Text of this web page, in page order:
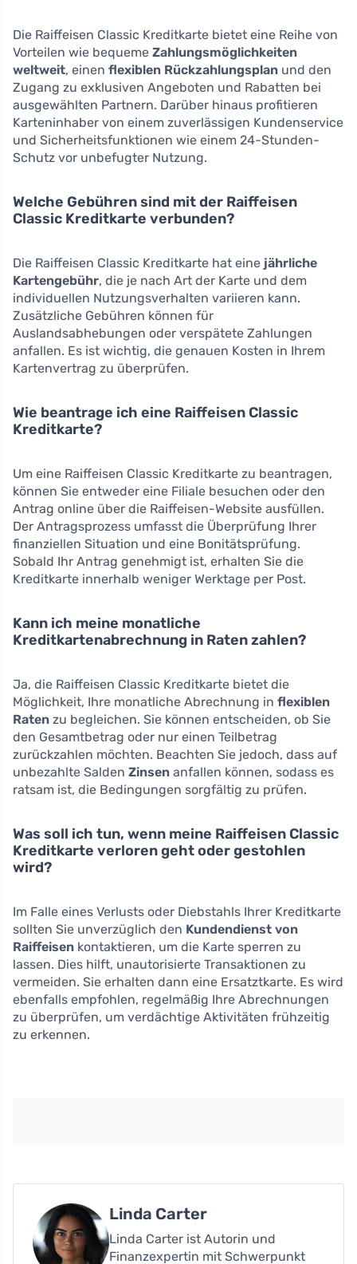
Die Raiffeisen Classic Kreditkarte bietet eine Reihe von
Vorteilen wie bequeme Zahlungsmöglichkeiten
weltweit, einen flexiblen Rückzahlungsplan und den
Zugang zu exklusiven Angeboten und Rabatten bei
ausgewählten Partnern. Darüber hinaus profitieren
Karteninhaber von einem zuverlässigen Kundenservice
und Sicherheitsfunktionen wie einem 24-Stunden-
Schutz vor unbefugter Nutzung.
Welche Gebühren sind mit der Raiffeisen
Classic Kreditkarte verbunden?
Die Raiffeisen Classic Kreditkarte hat eine jährliche
Kartengebühr, die je nach Art der Karte und dem
individuellen Nutzungsverhalten variieren kann.
Zusätzliche Gebühren können für
Auslandsabhebungen oder verspätete Zahlungen
anfallen. Es ist wichtig, die genauen Kosten in Ihrem
Kartenvertrag zu überprüfen.
Wie beantrage ich eine Raiffeisen Classic
Kreditkarte?
Um eine Raiffeisen Classic Kreditkarte zu beantragen,
können Sie entweder eine Filiale besuchen oder den
Antrag online über die Raiffeisen-Website ausfüllen.
Der Antragsprozess umfasst die Überprüfung Ihrer
finanziellen Situation und eine Bonitätsprüfung.
Sobald Ihr Antrag genehmigt ist, erhalten Sie die
Kreditkarte innerhalb weniger Werktage per Post.
Kann ich meine monatliche
Kreditkartenabrechnung in Raten zahlen?
Ja, die Raiffeisen Classic Kreditkarte bietet die
Möglichkeit, Ihre monatliche Abrechnung in flexiblen
Raten zu begleichen. Sie können entscheiden, ob Sie
den Gesamtbetrag oder nur einen Teilbetrag
zurückzahlen möchten. Beachten Sie jedoch, dass auf
unbezahlte Salden Zinsen anfallen können, sodass es
ratsam ist, die Bedingungen sorgfältig zu prüfen.
Was soll ich tun, wenn meine Raiffeisen Classic
Kreditkarte verloren geht oder gestohlen
wird?
Im Falle eines Verlusts oder Diebstahls Ihrer Kreditkarte
sollten Sie unverzüglich den Kundendienst von
Raiffeisen kontaktieren, um die Karte sperren zu
lassen. Dies hilft, unautorisierte Transaktionen zu
vermeiden. Sie erhalten dann eine Ersatztkarte. Es wird
ebenfalls empfohlen, regelmäßig Ihre Abrechnungen
zu überprüfen, um verdächtige Aktivitäten frühzeitig
zu erkennen.
Linda Carter
Linda Carter ist Autorin und
Finanzexpertin mit Schwerpunkt